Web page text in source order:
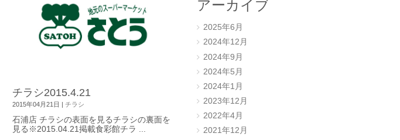
チラシ2015.4.21
2015年04月21日 | チラシ
石浦店 チラシの表面を見るチラシの裏面を
見る※2015.04.21掲載食彩館チラ ...
アーカイブ
2025年6月
2024年12月
2024年9月
2024年5月
2024年1月
2023年12月
2022年4月
2021年12月